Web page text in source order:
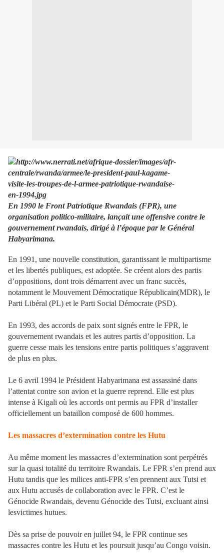
En 1990 le Front Patriotique Rwandais (FPR), une
organisation politico-militaire, lançait une offensive contre le
gouvernement rwandais, dirigé à l’époque par le Général
Habyarimana.
En 1991, une nouvelle constitution, garantissant le multipartisme
et les libertés publiques, est adoptée. Se créent alors des partis
d’oppositions, dont trois démarrent avec un franc succès,
notamment le Mouvement Démocratique Républicain(MDR), le
Parti Libéral (PL) et le Parti Social Démocrate (PSD).
En 1993, des accords de paix sont signés entre le FPR, le
gouvernement rwandais et les autres partis d’opposition. La
guerre cesse mais les tensions entre partis politiques s’aggravent
de plus en plus.
Le 6 avril 1994 le Président Habyarimana est assassiné dans
l’attentat contre son avion et la guerre reprend. Elle est plus
intense à Kigali où les accords ont permis au FPR d’installer
officiellement un bataillon composé de 600 hommes.
Les massacres d’extermination contre les Hutu
Au même moment les massacres d’extermination sont perpétrés
sur la quasi totalité du territoire Rwandais. Le FPR s’en prend aux
Hutu tandis que les milices anti-FPR s’en prennent aux Tutsi et
aux Hutu accusés de collaboration avec le FPR. C’est le
Génocide Rwandais, devenu Génocide des Tutsi, excluant ainsi
lesvictimes hutues.
Dès sa prise de pouvoir en juillet 94, le FPR continue ses
massacres contre les Hutu et les poursuit jusqu’au Congo voisin.